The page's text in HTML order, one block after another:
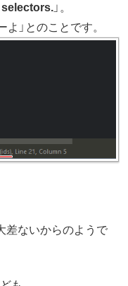
」。
」とのことです。
差ないからのようで